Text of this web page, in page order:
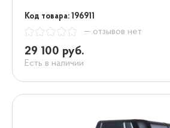
Код товара: 196911
— отзывов нет
29 100 руб.
Есть в наличии